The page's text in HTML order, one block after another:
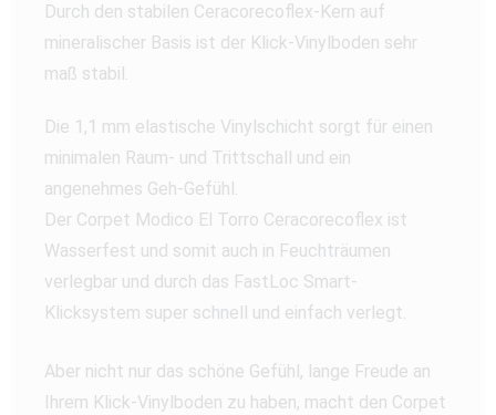
Durch den stabilen Ceracorecoflex-Kern auf
mineralischer Basis ist der Klick-Vinylboden sehr
maß stabil.
Die 1,1 mm elastische Vinylschicht sorgt für einen
minimalen Raum- und Trittschall und ein
angenehmes Geh-Gefühl.
Der Corpet Modico El Torro Ceracorecoflex ist
Wasserfest und somit auch in Feuchträumen
verlegbar und durch das FastLoc Smart-
Klicksystem super schnell und einfach verlegt.
Aber nicht nur das schöne Gefühl, lange Freude an
Ihrem Klick-Vinylboden zu haben, macht den Corpet